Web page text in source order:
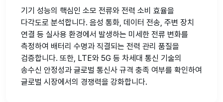
기기 성능의 핵심인 소모 전류와 전력 소비 효율을
다각도로 분석합니다. 음성 통화, 데이터 전송, 주변 장치
연결 등 실사용 환경에서 발생하는 미세한 전류 변화를
측정하여 배터리 수명과 직결되는 전력 관리 품질을
검증합니다. 또한, LTE와 5G 등 차세대 통신 기술의
송수신 안정성과 글로벌 통신사 규격 충족 여부를 확인하여
글로벌 시장에서의 경쟁력을 강화합니다.